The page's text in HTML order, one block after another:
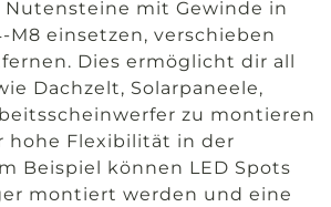
mit Gewinde in
M8 einsetzen, verschieben
Dies ermöglicht dir all
Dachzelt, Solarpaneele,
zu montieren
hohe Flexibilität in der
Beispiel können LED Spots
montiert werden und eine